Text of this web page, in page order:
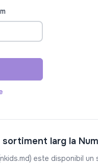
larg la
este disponibil